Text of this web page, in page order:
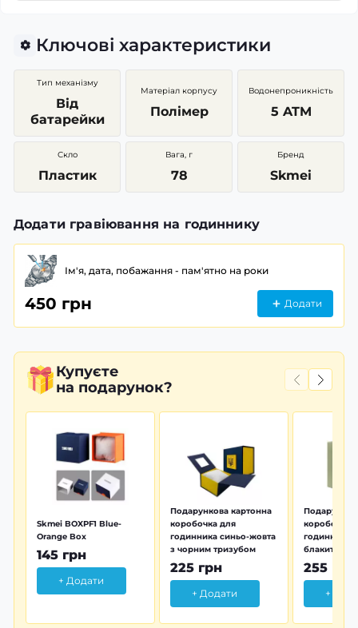
Ключові характеристики
Тип механізму
Від
батарейки
Матеріал корпусу
Полімер
Водонепроникність
5 ATM
Скло
Пластик
Вага, г
78
Бренд
Skmei
Додати гравіювання на годиннику
Ім'я, дата, побажання - пам'ятно на роки
450 грн Додати
Купуєте
на подарунок?
Skmei BOXPF1 Blue-
Orange Box
145 грн
+ Додати
Подарункова картонна
коробочка для
годинника синьо-жовта
з чорним тризубом
225 грн
+ Додати
коробочка
годинника
блакитна
255 грн
+